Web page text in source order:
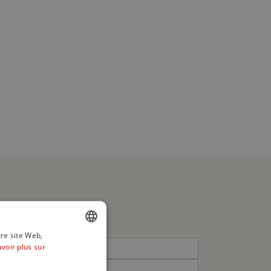
site Web,
plus sur